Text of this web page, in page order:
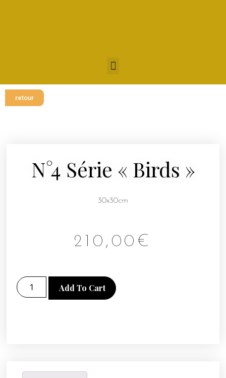
retour
N°4 Série « Birds »
30x30cm
210,00 €
Add To Cart